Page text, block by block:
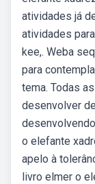
atividades já
atividades
kee,. Weba
para
tema. Todas
desenvolver
o elefante
apelo à
livro elmer o